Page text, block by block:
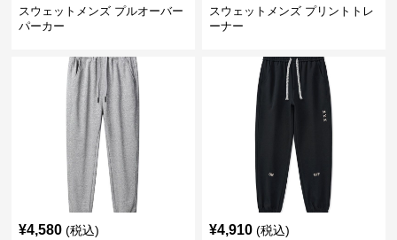
スウェットメンズ プルオーバー
パーカー
スウェットメンズ プリントトレ
ーナー
¥4,580 (税込) ¥4,910 (税込)